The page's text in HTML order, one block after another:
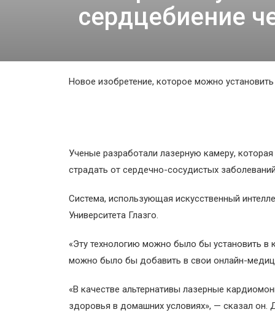
сердцебиение
Новое изобретение, которое можно
Ученые разработали лазерную камеру,
страдать от сердечно-сосудистых
Система, использующая искусственный
Университета Глазго.
«Эту технологию можно было бы установить в
можно было бы добавить в свои онлайн-
«В качестве альтернативы лазерные
здоровья в домашних условиях», — сказал он.